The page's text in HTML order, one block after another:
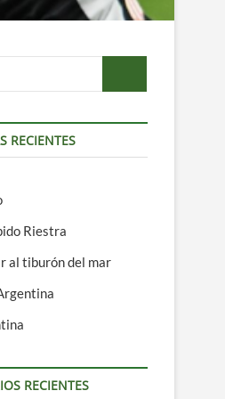
RECIENTES
Riestra
al tiburón del mar
RECIENTES